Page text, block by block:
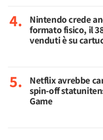
Nintendo crede
formato fisico, il
venduti è su
Netflix avrebbe
spin-off
Game